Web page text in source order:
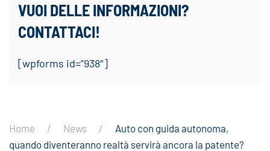
VUOI DELLE INFORMAZIONI?
CONTATTACI!
[wpforms id=”938″]
Home News
Auto con guida autonoma,
quando diventeranno realtà servirà ancora la patente?